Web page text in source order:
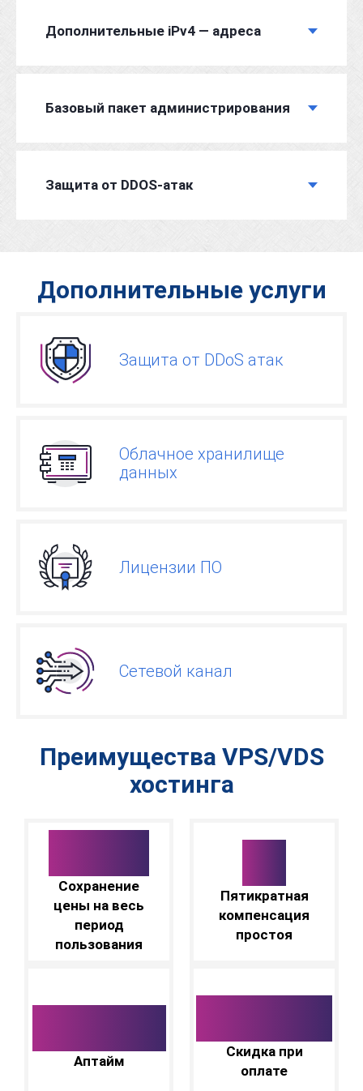
Дополнительные iPv4 — адреса
Базовый пакет администрирования
Защита от DDOS-атак
Дополнительные услуги
Защита от DDoS атак
Облачное хранилище
данных
Лицензии ПО
Сетевой канал
Преимущества VPS/VDS
хостинга
Сохранение
цены на весь
период
пользования
Пятикратная
компенсация
простоя
Аптайм
Скидка при
оплате